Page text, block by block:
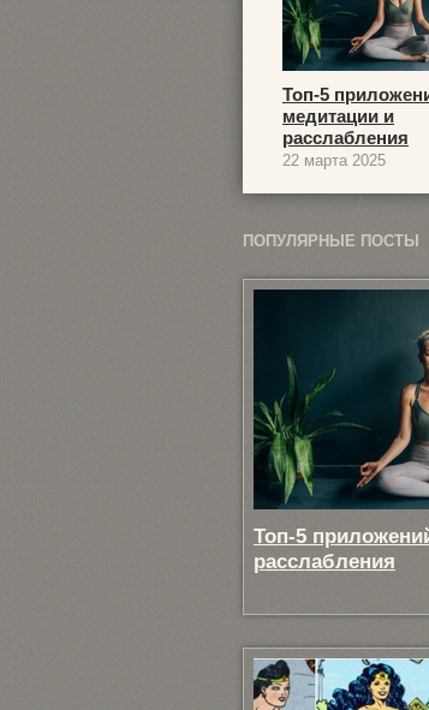
Топ-5
медитации и
расслабления
22 марта 2025
ПОПУЛЯРНЫЕ ПОСТЫ
Топ-5
расслабления